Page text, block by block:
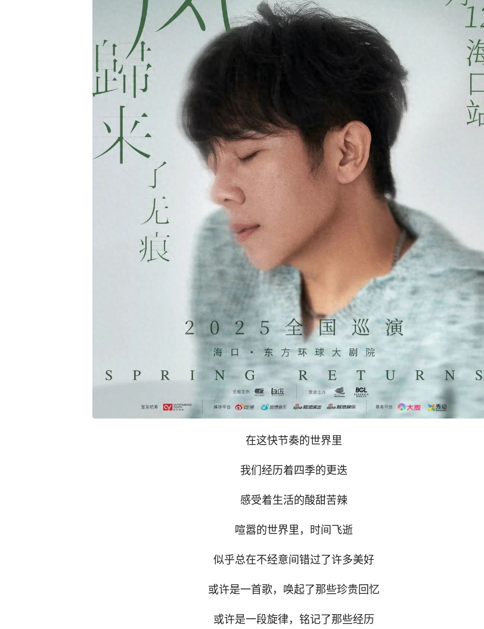
在这快节奏的世界里
我们经历着四季的更迭
感受着生活的酸甜苦辣
喧嚣的世界里，时间飞逝
似乎总在不经意间错过了许多美好
或许是一首歌，唤起了那些珍贵回忆
或许是一段旋律，铭记了那些经历